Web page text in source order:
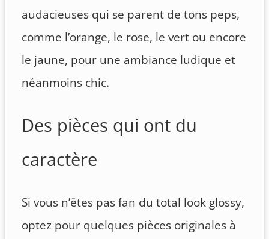
audacieuses qui se parent de tons peps,
comme l’orange, le rose, le vert ou encore
le jaune, pour une ambiance ludique et
néanmoins chic.
Des pièces qui ont du
caractère
Si vous n’êtes pas fan du total look glossy,
optez pour quelques pièces originales à